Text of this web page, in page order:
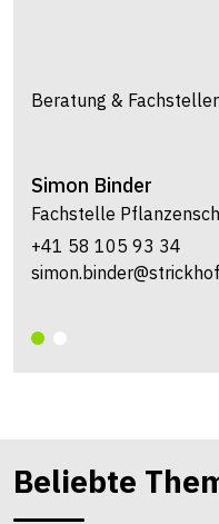
Beratung &
Simon Binder
Fachstelle
+41 58 105 93 34
Beliebte